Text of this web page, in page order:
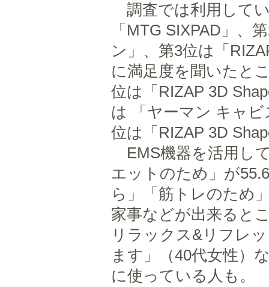
調査では利用して
「MTG SIXPAD」、
ン」、第3位は「
に満足度を聞いたと
位は「RIZAP 3D
は 「ヤーマン キャ
位は「RIZAP 3D
EMS機器を活用し
エットのため」が
ら」「筋トレのため
家事などが出来ると
リラックス&リフレ
ます」（40代女性）
に使っている人も。